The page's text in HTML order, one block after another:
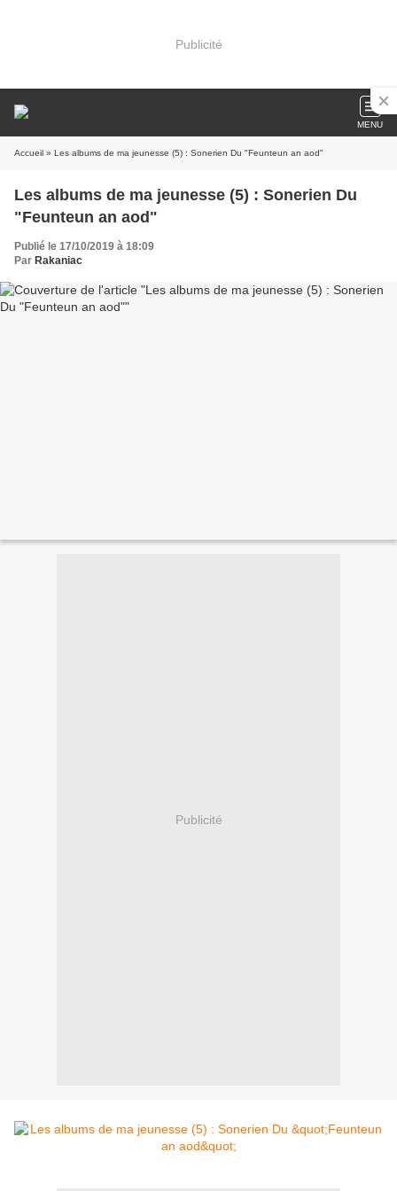
Publicité
MENU
Accueil » Les albums de ma jeunesse (5) : Sonerien Du "Feunteun an aod"
Les albums de ma jeunesse (5) : Sonerien Du
"Feunteun an aod"
Publié le 17/10/2019 à 18:09
Par Rakaniac
Publicité